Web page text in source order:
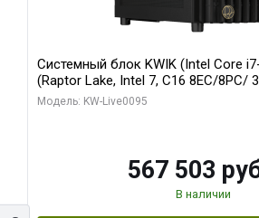
Системный блок KWIK (Intel Core
(Raptor Lake, Intel 7, C16 8EC/8PC/
модуля)/ Afox RTX4090 24GB
Модель: KW-Live0095
567 503
В наличии